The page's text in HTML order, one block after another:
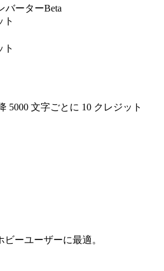
バーターBeta
ト
ト
5000 文字ごとに 10 クレジット
ーユーザーに最適。